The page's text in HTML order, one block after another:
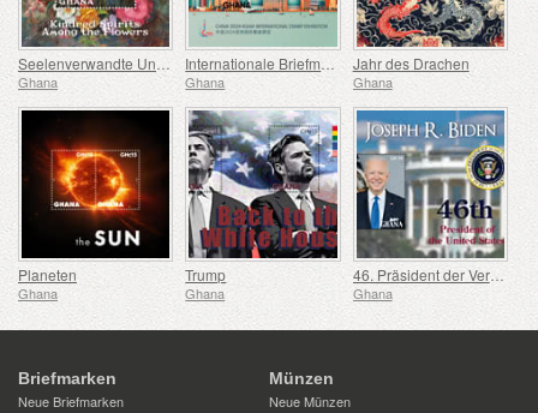
Seelenverwandte Unter den Blumen
Ghana
Internationale Briefmarkenausstellung in Shanghai
Ghana
Jahr des Drachen
Ghana
Planeten
Ghana
Trump
Ghana
46. Präsident der Vereinigten Staaten – Joseph Biden
Ghana
Briefmarken
Neue Briefmarken
Münzen
Neue Münzen